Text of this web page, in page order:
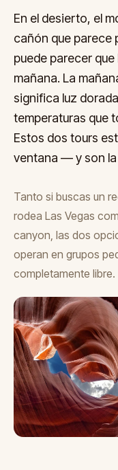
En el desierto, el
cañón que parece
puede parecer
mañana. La
significa luz
temperaturas que
Estos dos tours
ventana — y son
Tanto si buscas un
rodea Las Vegas
canyon, las dos
operan en grupos
completamente libre.